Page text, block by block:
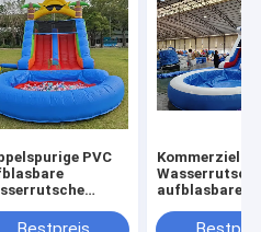
PVC
Hindernis
Kommerzielle
aufblasbare
Nasse